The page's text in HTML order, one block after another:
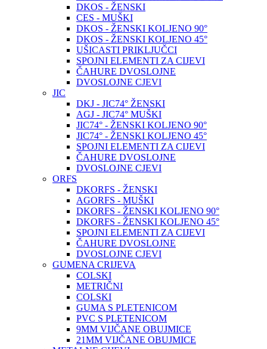
DKOS - ŽENSKI
CES - MUŠKI
DKOS - ŽENSKI KOLJENO 90°
DKOS - ŽENSKI KOLJENO 45°
UŠICASTI PRIKLJUČCI
SPOJNI ELEMENTI ZA CIJEVI
ČAHURE DVOSLOJNE
DVOSLOJNE CJEVI
JIC
DKJ - JIC74° ŽENSKI
AGJ - JIC74° MUŠKI
JIC74° - ŽENSKI KOLJENO 90°
JIC74° - ŽENSKI KOLJENO 45°
SPOJNI ELEMENTI ZA CIJEVI
ČAHURE DVOSLOJNE
DVOSLOJNE CJEVI
ORFS
DKORFS - ŽENSKI
AGORFS - MUŠKI
DKORFS - ŽENSKI KOLJENO 90°
DKORFS - ŽENSKI KOLJENO 45°
SPOJNI ELEMENTI ZA CIJEVI
ČAHURE DVOSLOJNE
DVOSLOJNE CJEVI
GUMENA CRIJEVA
COLSKI
METRIČNI
COLSKI
GUMA S PLETENICOM
PVC S PLETENICOM
9MM VIJČANE OBUJMICE
21MM VIJČANE OBUJMICE